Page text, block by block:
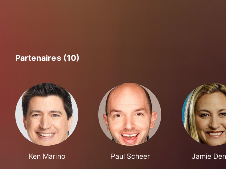
Partenaires (10)
Ken Marino Paul Scheer Jamie